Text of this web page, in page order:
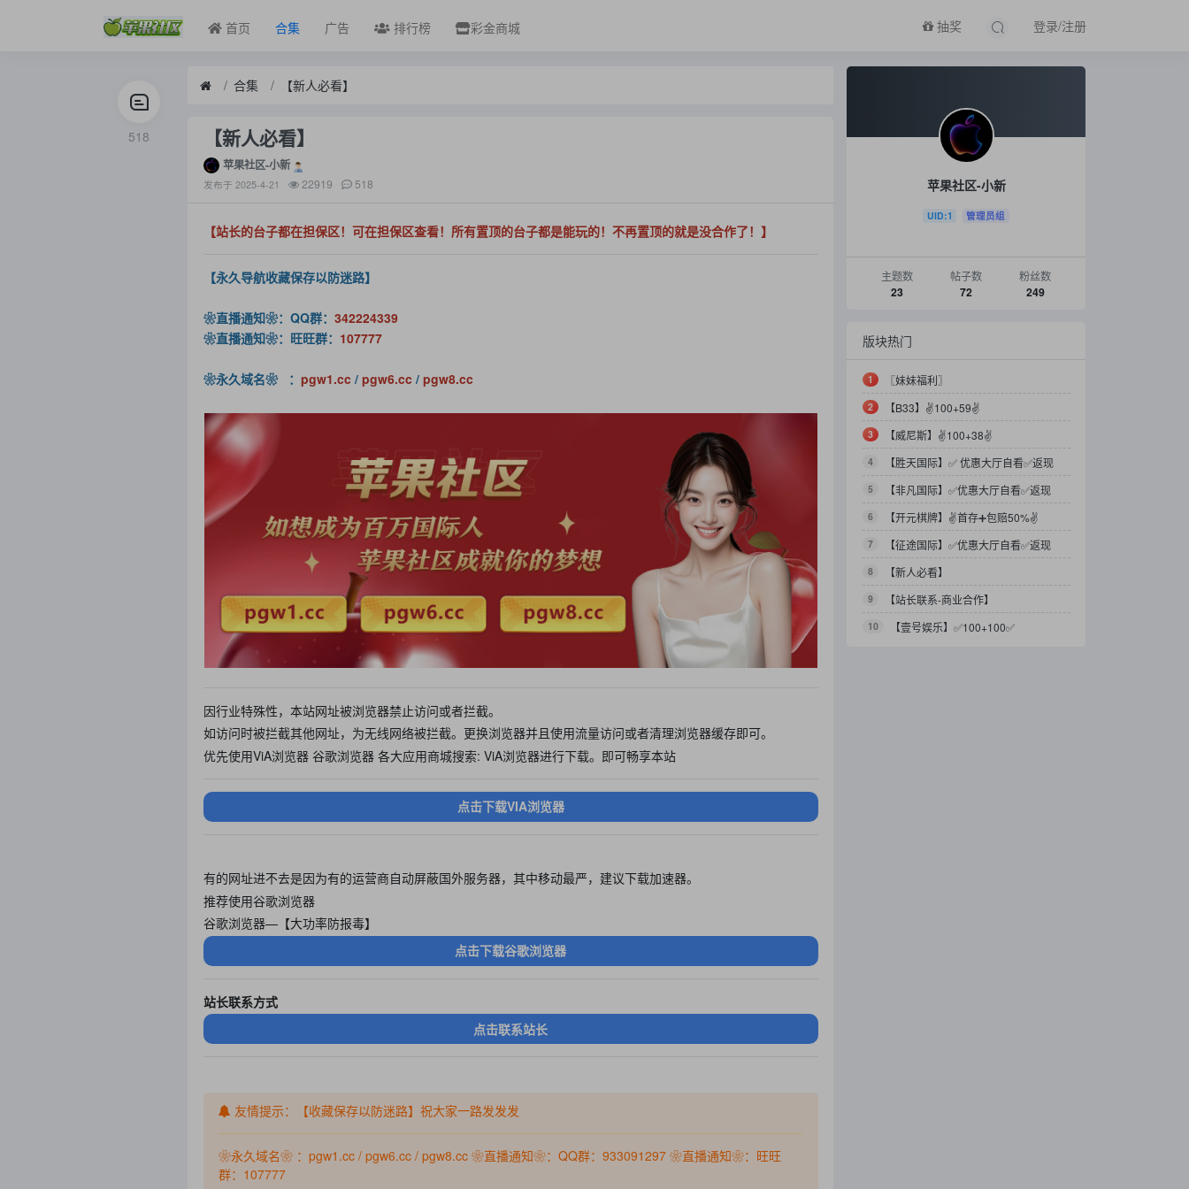
首页 合集 广告 排行榜 彩金商城 抽奖 登录/注册
518
合集 【新人必看】
【新人必看】
苹果社区-小新
发布于 2025-4-21 22919 518
【站长的台子都在担保区！可在担保区查看！所有置顶的台子都是能玩的！不再置顶的就是没合作了！】
【永久导航收藏保存以防迷路】
❀直播通知❀：QQ群： 342224339
❀直播通知❀：旺旺群： 107777
❀永久域名❀ ： pgw1.cc/ pgw6.cc/ pgw8.cc
因行业特殊性，本站网址被浏览器禁止访问或者拦截。
如访问时被拦截其他网址，为无线网络被拦截。更换浏览器并且使用流量访问或者清理浏览器缓存即可。
优先使用ViA浏览器 谷歌浏览器 各大应用商城搜索: ViA浏览器进行下载。即可畅享本站
点击下载VIA浏览器
有的网址进不去是因为有的运营商自动屏蔽国外服务器，其中移动最严，建议下载加速器。
推荐使用谷歌浏览器
谷歌浏览器—【大功率防报毒】
点击下载谷歌浏览器
站长联系方式
点击联系站长
友情提示：【收藏保存以防迷路】祝大家一路发发发
❀永久域名❀ ：pgw1.cc / pgw6.cc / pgw8.cc ❀直播通知❀：QQ群：933091297 ❀直播通知❀：旺旺
群：107777
苹果社区-小新
UID:1 管理员组
主题数
23
帖子数
72
粉丝数
249
版块热门
1 〖妹妹福利〗
2 【B33】✌100+59✌
3 【威尼斯】✌100+38✌
4
【胜天国际】✅ 优惠大厅自看✅返现
478✅
5
【非凡国际】✅优惠大厅自看✅返现
478✅
6 【开元棋牌】✌首存➕包赔50%✌
7
【征途国际】✅优惠大厅自看✅返现
478✅
8 【新人必看】
9 【站长联系-商业合作】
10 【壹号娱乐】✅100+100✅